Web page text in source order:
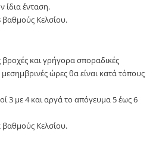
ίδια ένταση.
Κελσίου.
βροχές και γρήγορα σποραδικές
μεσημβρινές ώρες θα είναι κατά τόπους
3 με 4 και αργά το απόγευμα 5 έως 6
Κελσίου.